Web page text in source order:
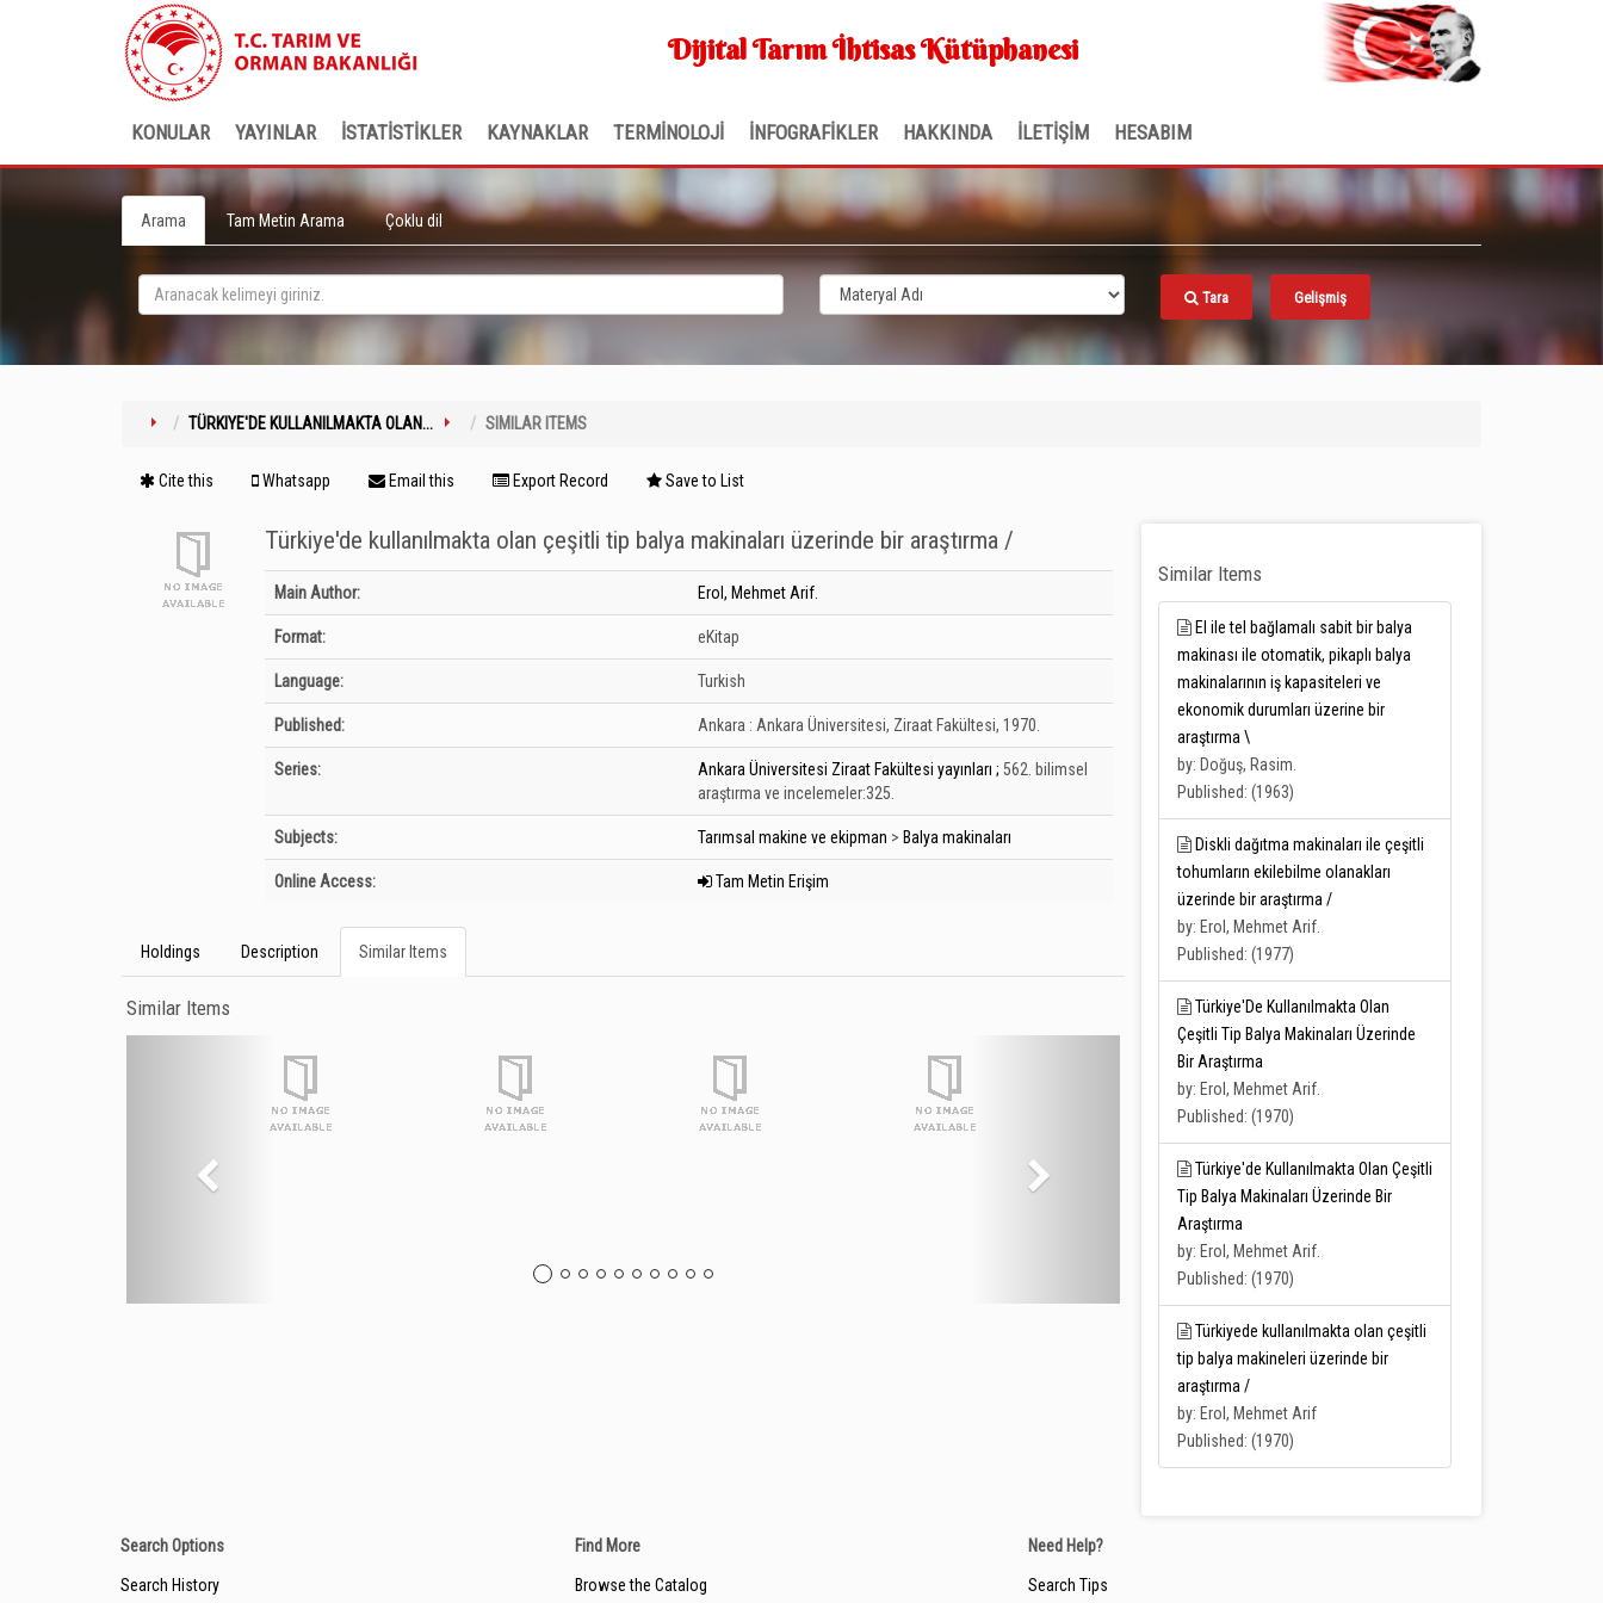
Dijital Tarım İhtisas Kütüphanesi
KONULAR YAYINLAR İSTATİSTİKLER KAYNAKLAR TERMİNOLOJİ İNFOGRAFİKLER HAKKINDA İLETİŞİM HESABIM
Arama Tam Metin Arama Çoklu dil
Tara Gelişmiş
TÜRKIYE'DE KULLANILMAKTA OLAN... SIMILAR ITEMS
Cite this Whatsapp Email this Export Record Save to List
Türkiye'de kullanılmakta olan çeşitli tip balya makinaları üzerinde bir araştırma /
Bibliographic Details
Main Author: Erol, Mehmet Arif.
Format: eKitap
Language: Turkish
Published: Ankara : Ankara Üniversitesi, Ziraat Fakültesi, 1970.
Series: Ankara Üniversitesi Ziraat Fakültesi yayınları ; 562. bilimsel
araştırma ve incelemeler:325.
Subjects: Tarımsal makine ve ekipman > Balya makinaları
Online Access: Tam Metin Erişim
Holdings Description Similar Items
Similar Items
Similar Items
El ile tel bağlamalı sabit bir balya
makinası ile otomatik, pikaplı balya
makinalarının iş kapasiteleri ve
ekonomik durumları üzerine bir
araştırma \
by: Doğuş, Rasim.
Published: (1963)
Diskli dağıtma makinaları ile çeşitli
tohumların ekilebilme olanakları
üzerinde bir araştırma /
by: Erol, Mehmet Arif.
Published: (1977)
Türkiye'De Kullanılmakta Olan
Çeşitli Tip Balya Makinaları Üzerinde
Bir Araştırma
by: Erol, Mehmet Arif.
Published: (1970)
Türkiye'de Kullanılmakta Olan Çeşitli
Tip Balya Makinaları Üzerinde Bir
Araştırma
by: Erol, Mehmet Arif.
Published: (1970)
Türkiyede kullanılmakta olan çeşitli
tip balya makineleri üzerinde bir
araştırma /
by: Erol, Mehmet Arif
Published: (1970)
Search Options
Search History
Find More
Browse the Catalog
Need Help?
Search Tips